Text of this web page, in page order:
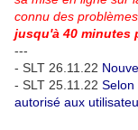
connu des
jusqu'à 40 minutes
---
- SLT 26.11.22
- SLT 25.11.22 Selon
autorisé aux